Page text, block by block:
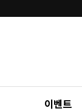
이벤트